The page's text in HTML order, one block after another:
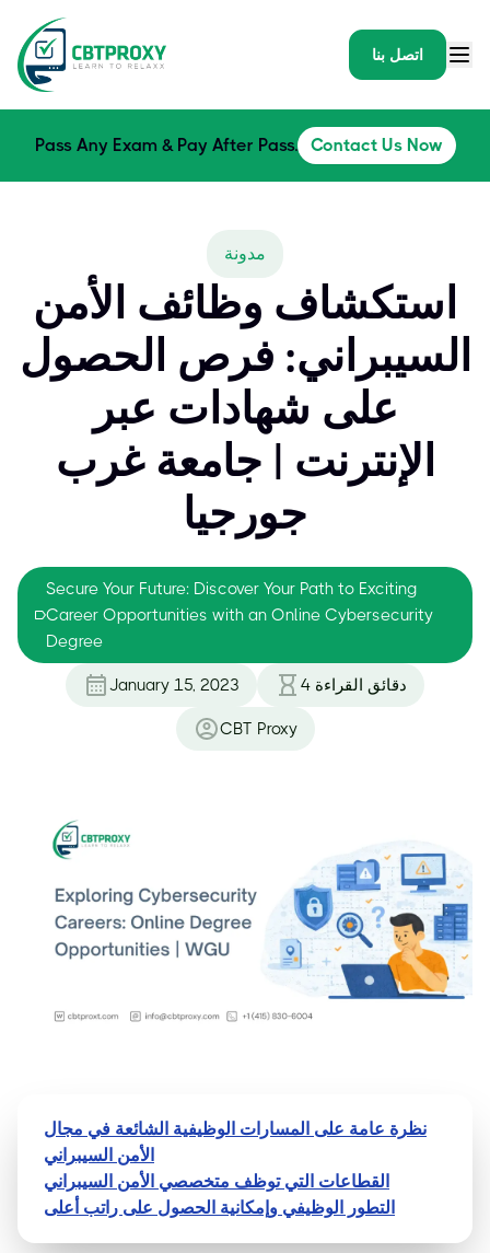
اتصل بنا
Pass Any Exam & Pay After Pass. Contact Us Now
مدونة
استكشاف وظائف الأمن
السيبراني: فرص الحصول
على شهادات عبر
الإنترنت | جامعة غرب
جورجيا
Secure Your Future: Discover Your Path to Exciting
Career Opportunities with an Online Cybersecurity
Degree
January 15, 2023 4 دقائق القراءة
CBT Proxy
نظرة عامة على المسارات الوظيفية الشائعة في مجال
الأمن السيبراني
القطاعات التي توظف متخصصي الأمن السيبراني
التطور الوظيفي وإمكانية الحصول على راتب أعلى